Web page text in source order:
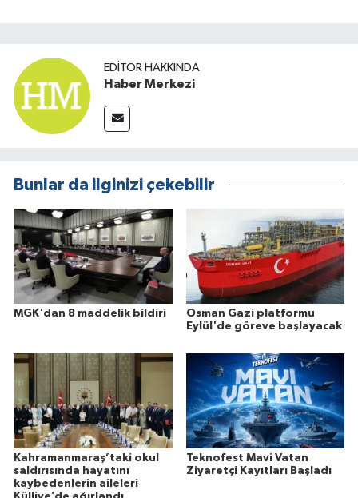
EDITÖR HAKKINDA
Haber Merkezi
Bunlar da ilginizi çekebilir
MGK'dan 8 maddelik bildiri
Osman Gazi platformu
Eylül'de göreve başlayacak
Kahramanmaraş’taki okul
saldırısında hayatını
kaybedenlerin aileleri
Teknofest Mavi Vatan
Ziyaretçi Kayıtları Başladı